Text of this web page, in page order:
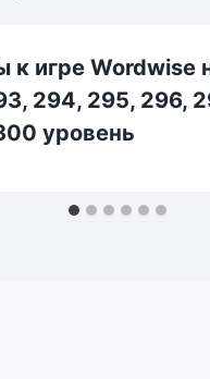
к игре Wordwise
294, 295, 296,
уровень